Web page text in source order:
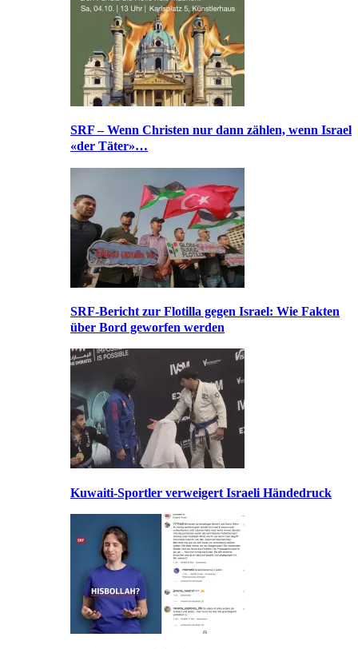
SRF – Wenn Christen nur dann zählen, wenn Israel
«der Täter»…
SRF-Bericht zur Flotilla gegen Israel: Wie Fakten
über Bord geworfen werden
Kuwaiti-Sportler verweigert Israeli Händedruck